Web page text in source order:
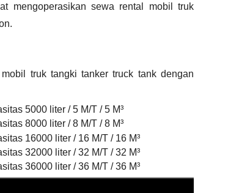
mengoperasikan sewa rental mobil truk
mobil truk tangkitanker truck tankdengan
5000 liter / 5 M/T / 5 M³
8000 liter / 8 M/T / 8 M³
16000 liter / 16 M/T / 16 M³
32000 liter / 32 M/T / 32 M³
36000 liter / 36 M/T / 36 M³